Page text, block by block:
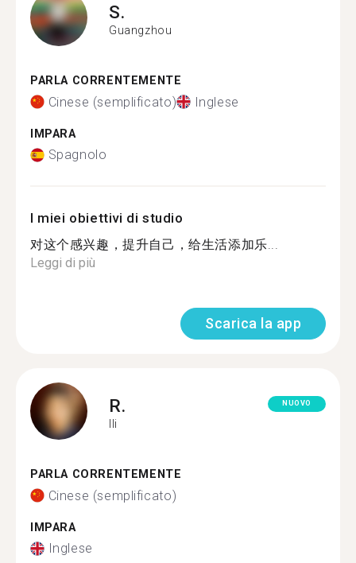
S.
Guangzhou
PARLA CORRENTEMENTE
Cinese (semplificato) Inglese
IMPARA
Spagnolo
I miei obiettivi di studio
对这个感兴趣，提升自己，给生活添加乐...
Leggi di più
Scarica la app
R.
Ili
NUOVO
PARLA CORRENTEMENTE
Cinese (semplificato)
IMPARA
Inglese